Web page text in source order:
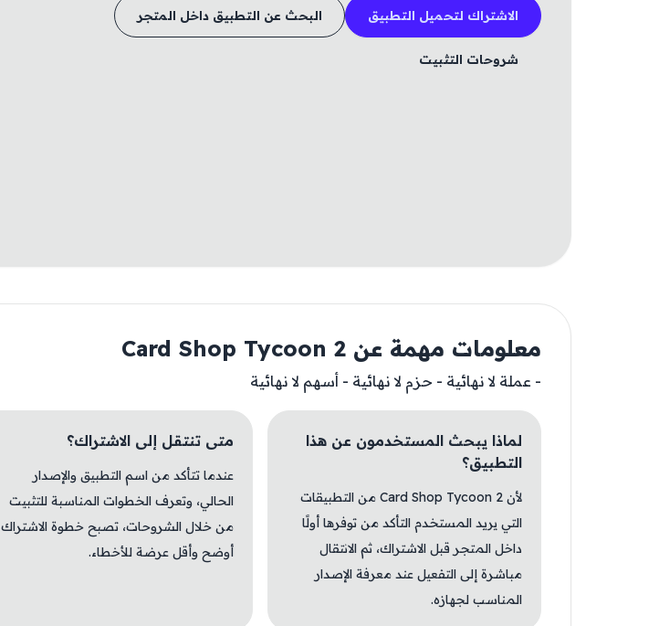
الاشتراك لتحميل التطبيق البحث عن التطبيق داخل المتجر
شروحات التثبيت
معلومات مهمة عن Card Shop Tycoon 2
- عملة لا نهائية - حزم لا نهائية - أسهم لا نهائية
لماذا يبحث المستخدمون عن هذا
التطبيق؟
لأن Card Shop Tycoon 2 من التطبيقات
التي يريد المستخدم التأكد من توفرها أولًا
داخل المتجر قبل الاشتراك، ثم الانتقال
مباشرة إلى التفعيل عند معرفة الإصدار
المناسب لجهازه.
متى تنتقل إلى الاشتراك؟
عندما تتأكد من اسم التطبيق والإصدار
الحالي، وتعرف الخطوات المناسبة للتثبيت
من خلال الشروحات، تصبح خطوة الاشتراك
أوضح وأقل عرضة للأخطاء.